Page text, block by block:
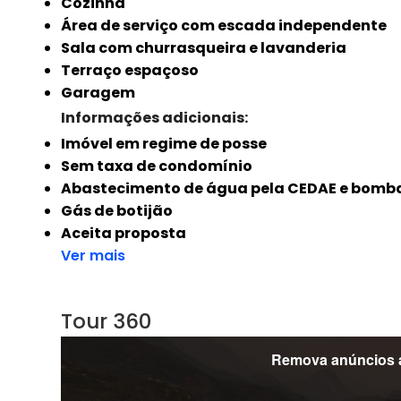
Área de serviço com escada independente
Sala com churrasqueira e lavanderia
Terraço espaçoso
Garagem
Informações adicionais:
Imóvel em regime de posse
Sem taxa de condomínio
Abastecimento de água pela CEDAE e
Gás de botijão
Aceita proposta
Ver mais
Tour 360